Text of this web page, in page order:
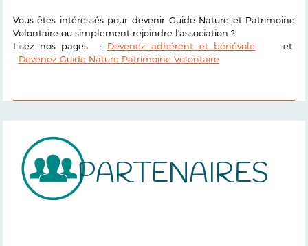
Vous êtes intéressés pour devenir Guide Nature et Patrimoine
Volontaire ou simplement rejoindre l'association ?
Lisez nos pages : Devenez adhérent et bénévole et
Devenez Guide Nature Patrimoine Volontaire
PARTENAIRES